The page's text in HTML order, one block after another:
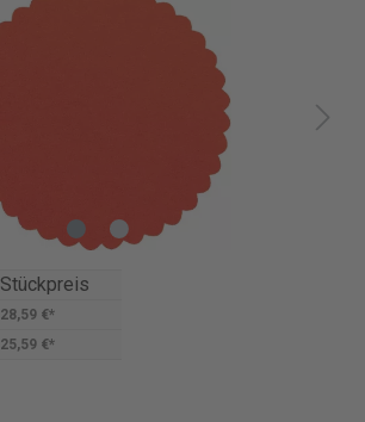
Stückpreis
28,59 €*
25,59 €*